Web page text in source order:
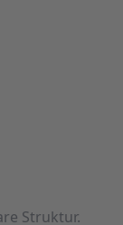
Struktur.